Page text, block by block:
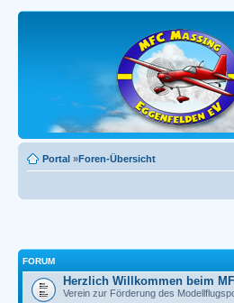
Portal »Foren-Übersicht
FORUM
Herzlich Willkommen beim
Verein zur Förderung des